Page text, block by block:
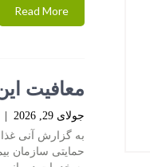
Read More
معافیت
جولای 29, 2026
به گزارش آنی غذا
حمایتی سازمان